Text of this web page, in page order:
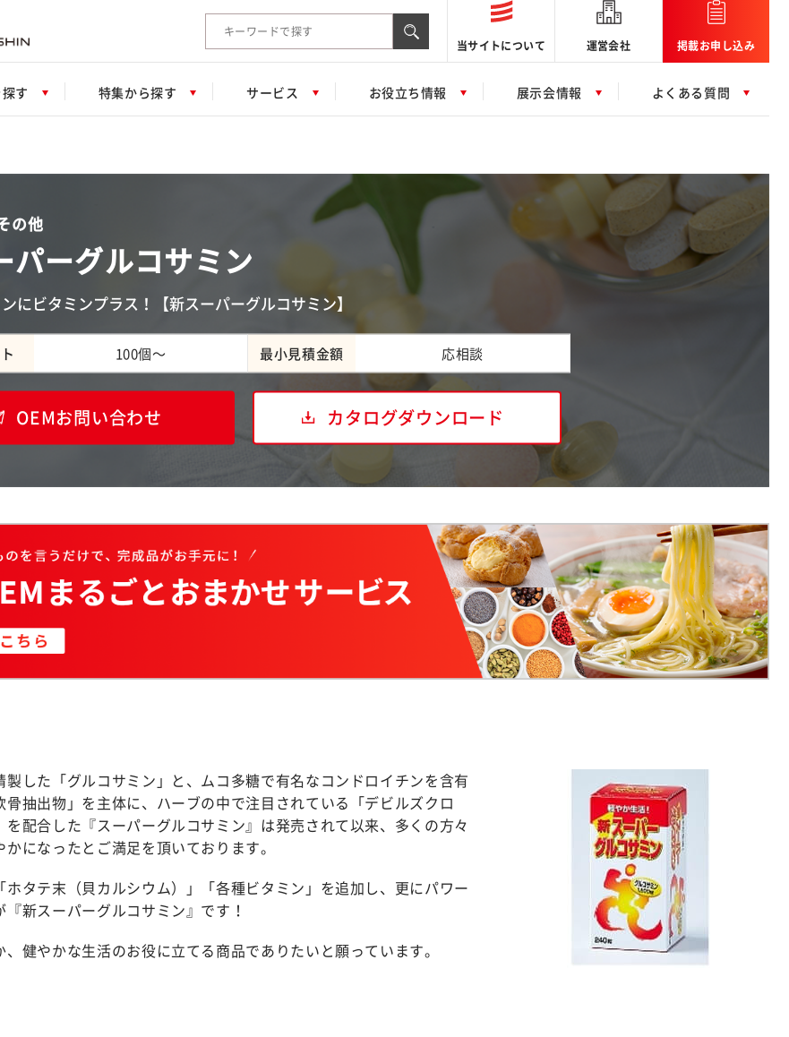
検索キーワード入力 当サイトについて 運営会社 掲載お申し込み
す 特集から探す サービス お役立ち情報 展示会情報 よくある質問
の他
パーグルコサミン
にビタミンプラス！【新スーパーグルコサミン】
100個～ 最小見積金額 応相談
OEMお問い合わせ カタログダウンロード
製した「グルコサミン」と、ムコ多糖で有名なコンドロイチンを含有
骨抽出物」を主体に、ハーブの中で注目されている「デビルズクロ
を配合した『スーパーグルコサミン』は発売されて以来、多くの方々
になったとご満足を頂いております。
ホタテ末（貝カルシウム）」「各種ビタミン」を追加し、更にパワー
新スーパーグルコサミン』です！
健やかな生活のお役に立てる商品でありたいと願っています。